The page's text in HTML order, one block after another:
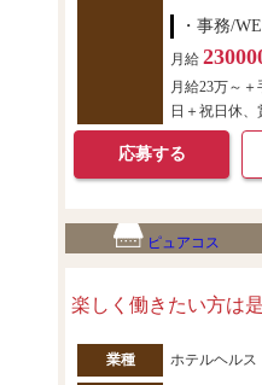
・事務/
月給
月給23万～
日＋祝日休、
応募する
ピュアコス
楽しく働きたい方は
業種 ホテルヘルス